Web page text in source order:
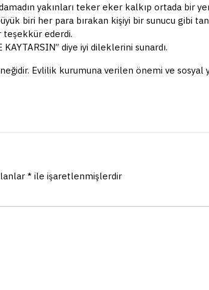
yakınları teker eker kalkıp ortada bir
biri her para bırakan kişiyi bir sunucu gibi
teşekkür ederdi.
diye iyi dileklerini sunardı.
Evlilik kurumuna verilen önemi ve sosyal
* ile işaretlenmişlerdir